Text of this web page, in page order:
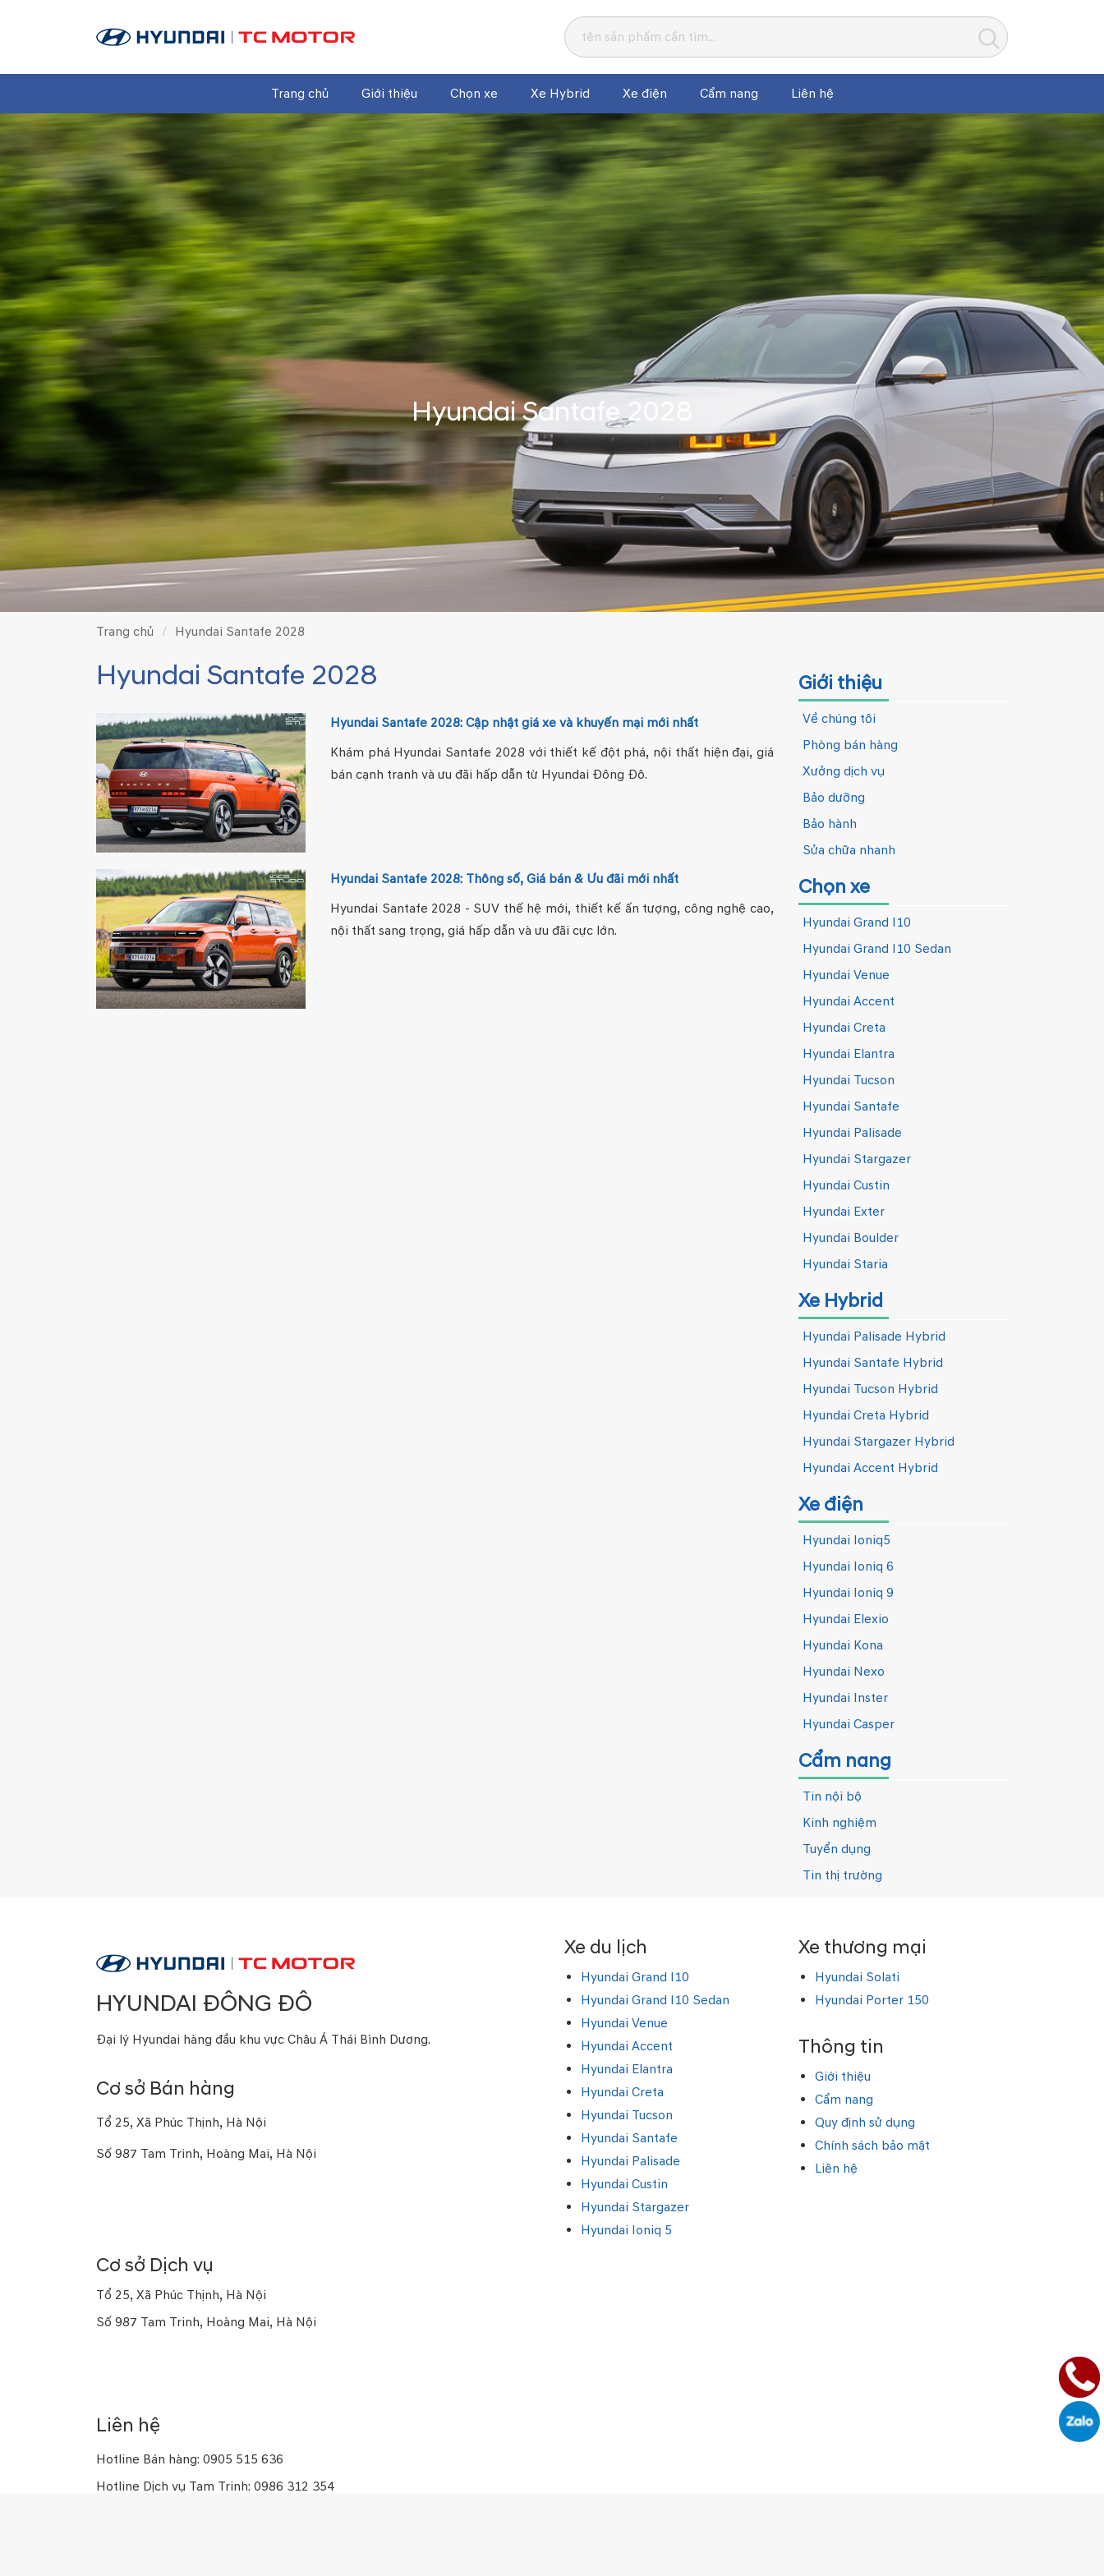
Trang chủ Giới thiệu Chọn xe Xe Hybrid Xe điện Cẩm nang Liên hệ
Hyundai Santafe 2028
Trang chủ Hyundai Santafe 2028
Hyundai Santafe 2028
Hyundai Santafe 2028: Cập nhật giá xe và khuyến mại mới nhất
Khám phá Hyundai Santafe 2028 với thiết kế đột phá, nội thất hiện đại, giá
bán cạnh tranh và ưu đãi hấp dẫn từ Hyundai Đông Đô.
Hyundai Santafe 2028: Thông số, Giá bán & Ưu đãi mới nhất
Hyundai Santafe 2028 - SUV thế hệ mới, thiết kế ấn tượng, công nghệ cao,
nội thất sang trọng, giá hấp dẫn và ưu đãi cực lớn.
Giới thiệu
Về chúng tôi
Phòng bán hàng
Xưởng dịch vụ
Bảo dưỡng
Bảo hành
Sửa chữa nhanh
Chọn xe
Hyundai Grand I10
Hyundai Grand I10 Sedan
Hyundai Venue
Hyundai Accent
Hyundai Creta
Hyundai Elantra
Hyundai Tucson
Hyundai Santafe
Hyundai Palisade
Hyundai Stargazer
Hyundai Custin
Hyundai Exter
Hyundai Boulder
Hyundai Staria
Xe Hybrid
Hyundai Palisade Hybrid
Hyundai Santafe Hybrid
Hyundai Tucson Hybrid
Hyundai Creta Hybrid
Hyundai Stargazer Hybrid
Hyundai Accent Hybrid
Xe điện
Hyundai Ioniq5
Hyundai Ioniq 6
Hyundai Ioniq 9
Hyundai Elexio
Hyundai Kona
Hyundai Nexo
Hyundai Inster
Hyundai Casper
Cẩm nang
Tin nội bộ
Kinh nghiệm
Tuyển dụng
Tin thị trường
HYUNDAI ĐÔNG ĐÔ
Đại lý Hyundai hàng đầu khu vực Châu Á Thái Bình Dương.
Cơ sở Bán hàng
Tổ 25, Xã Phúc Thịnh, Hà Nội
Số 987 Tam Trinh, Hoàng Mai, Hà Nội
Cơ sở Dịch vụ
Tổ 25, Xã Phúc Thịnh, Hà Nội
Số 987 Tam Trinh, Hoàng Mai, Hà Nội
Liên hệ
Hotline Bán hàng: 0905 515 636
Hotline Dịch vụ Tam Trinh: 0986 312 354
Xe du lịch
Hyundai Grand I10
Hyundai Grand I10 Sedan
Hyundai Venue
Hyundai Accent
Hyundai Elantra
Hyundai Creta
Hyundai Tucson
Hyundai Santafe
Hyundai Palisade
Hyundai Custin
Hyundai Stargazer
Hyundai Ioniq 5
Xe thương mại
Hyundai Solati
Hyundai Porter 150
Thông tin
Giới thiệu
Cẩm nang
Quy định sử dụng
Chính sách bảo mật
Liên hệ